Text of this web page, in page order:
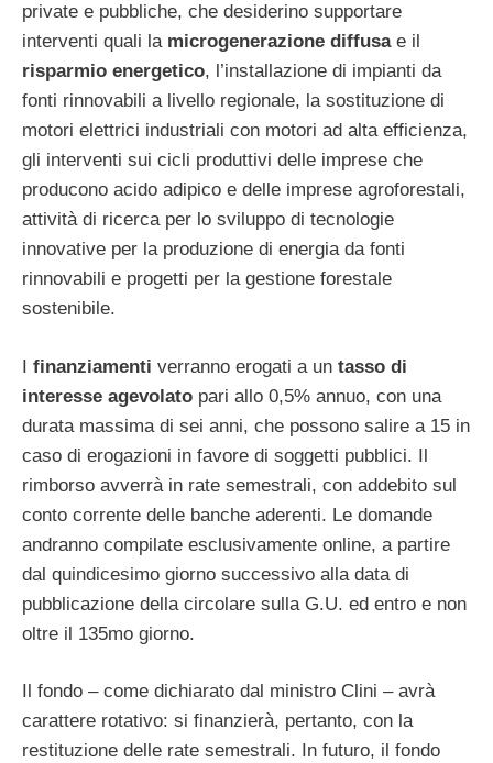
private e pubbliche, che desiderino supportare
interventi quali la microgenerazione diffusae il
risparmio energetico, l’installazione di impianti da
fonti rinnovabili a livello regionale, la sostituzione di
motori elettrici industriali con motori ad alta efficienza,
gli interventi sui cicli produttivi delle imprese che
producono acido adipico e delle imprese agroforestali,
attività di ricerca per lo sviluppo di tecnologie
innovative per la produzione di energia da fonti
rinnovabili e progetti per la gestione forestale
sostenibile.
I finanziamenti verranno erogati a un tasso di
interesse agevolato pari allo 0,5% annuo, con una
durata massima di sei anni, che possono salire a 15 in
caso di erogazioni in favore di soggetti pubblici. Il
rimborso avverrà in rate semestrali, con addebito sul
conto corrente delle banche aderenti. Le domande
andranno compilate esclusivamente online, a partire
dal quindicesimo giorno successivo alla data di
pubblicazione della circolare sulla G.U. ed entro e non
oltre il 135mo giorno.
Il fondo – come dichiarato dal ministro Clini – avrà
carattere rotativo: si finanzierà, pertanto, con la
restituzione delle rate semestrali. In futuro, il fondo